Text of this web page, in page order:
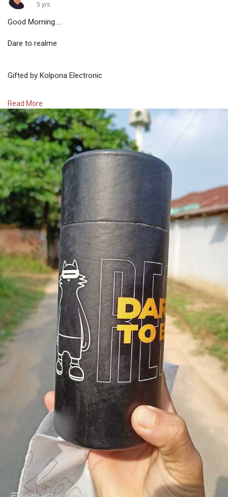
5 yrs
Good Morning....
Dare to realme
Gifted by Kolpona Electronic
#realmebd
#sohelchakma
#linkeeibd
Read More